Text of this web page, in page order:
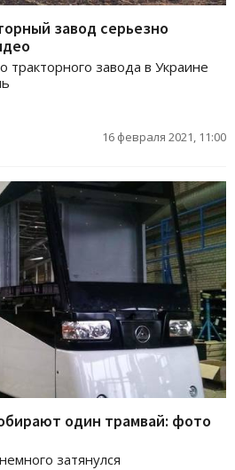
завод серьезно
тракторного завода в Украине
16 февраля 2021, 11:00
один трамвай: фото
затянулся